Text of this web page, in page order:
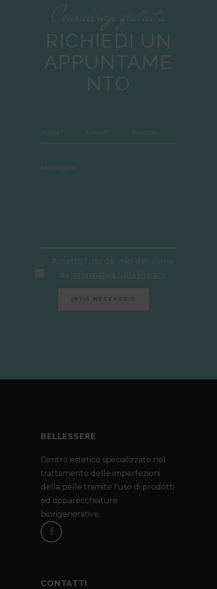
Consulenza gratuita
RICHIEDI UN
APPUNTAME
NTO
Accetto l'uso dei miei dati come
da Informativa sulla Privacy
BELLESSERE
Centro estetico specializzato nel
trattamento delle imperfezioni
della pelle tramite l'uso di prodotti
ed apparecchiature
biorigenerative.
CONTATTI